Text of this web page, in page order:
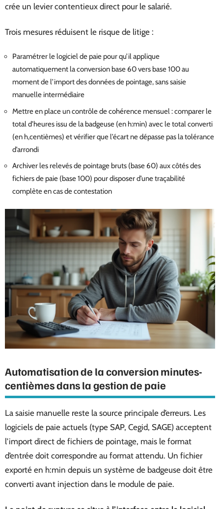
crée un levier contentieux direct pour le salarié.
Trois mesures réduisent le risque de litige :
Paramétrer le logiciel de paie pour qu’il applique
automatiquement la conversion base 60 vers base 100 au
moment de l’import des données de pointage, sans saisie
manuelle intermédiaire
Mettre en place un contrôle de cohérence mensuel : comparer le
total d’heures issu de la badgeuse (en h:min) avec le total converti
(en h,centièmes) et vérifier que l’écart ne dépasse pas la tolérance
d’arrondi
Archiver les relevés de pointage bruts (base 60) aux côtés des
fichiers de paie (base 100) pour disposer d’une traçabilité
complète en cas de contestation
Automatisation de la conversion minutes-
centièmes dans la gestion de paie
La saisie manuelle reste la source principale d’erreurs. Les
logiciels de paie actuels (type SAP, Cegid, SAGE) acceptent
l’import direct de fichiers de pointage, mais le format
d’entrée doit correspondre au format attendu. Un fichier
exporté en h:min depuis un système de badgeuse doit être
converti avant injection dans le module de paie.